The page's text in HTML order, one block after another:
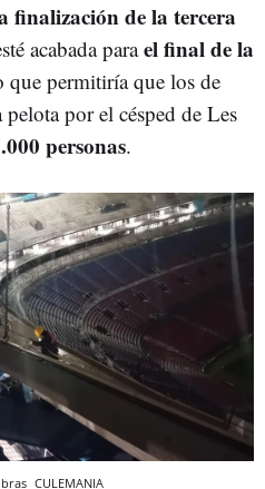
finalización de la tercera
acabada parael final de la
que permitiría que los de
por el césped de Les
personas.
CULEMANIA